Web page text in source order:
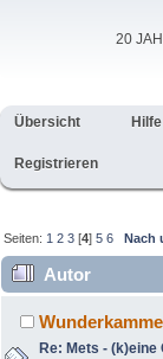
20
Übersicht Hilfe
Registrieren
Seiten: 1 2 3 [4]5 6 Nach
Autor
Re: Mets -